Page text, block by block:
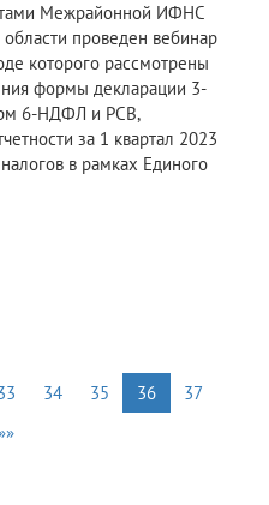
Межрайонной ИФНС
проведен вебинар
которого рассмотрены
формы декларации 3-
6-НДФЛ и РСВ,
за 1 квартал 2023
в рамках Единого
34 35 36
37